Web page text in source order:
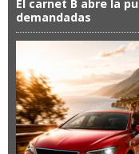
El carnet B abre la
demandadas